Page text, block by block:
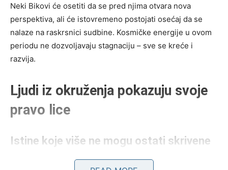
Neki Bikovi će osetiti da se pred njima otvara nova
perspektiva, ali će istovremeno postojati osećaj da se
nalaze na raskrsnici sudbine. Kosmičke energije u ovom
periodu ne dozvoljavaju stagnaciju – sve se kreće i
razvija.
Ljudi iz okruženja pokazuju svoje
pravo lice
Istine koje više ne mogu ostati skrivene
Jedna od najznačajnijih tema ovog perioda za Bikove biće